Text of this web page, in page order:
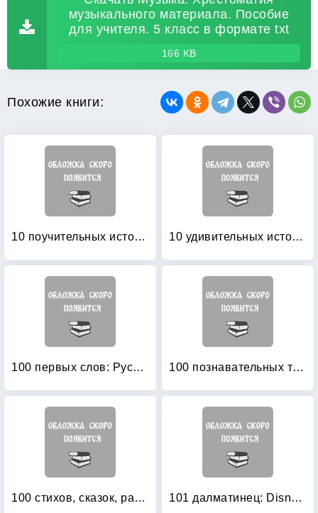
музыкального материала. Пособие
для учителя. 5 класс в формате txt
166 KB
Похожие книги:
10 поучительных историй Энид Блайтон: Пособие по аналитическому чтению и аудированию 10 удивительных историй: Что такое хорошо и что такое плохо
100 первых слов: Русский и английский с пеленок 100 познавательных текстов для обучения детей чтению
100 стихов, сказок, рассказов для чтения в детском саду и дома 101 далматинец: Disney English (+ CD-ROM)